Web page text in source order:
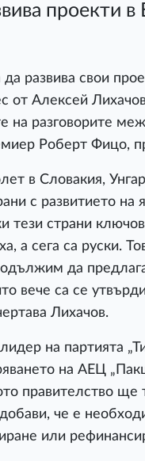
проекти в
развива свои
от Алексей
на разговорите
Роберт Фицо,
в Словакия,
с развитието на
тези страни
а сега са руски.
да
вече са се
Лихачов.
на партията
на АЕЦ
правителство ще
че е
или